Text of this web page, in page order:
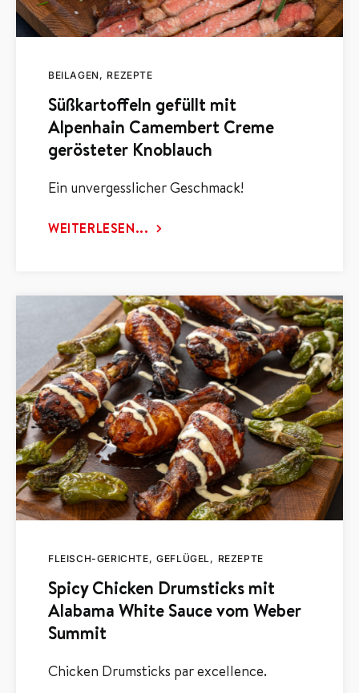
BEILAGEN REZEPTE
Süßkartoffeln gefüllt mit
Alpenhain Camembert Creme
gerösteter Knoblauch
Ein unvergesslicher Geschmack!
WEITERLESEN...
FLEISCH-GERICHTE GEFLÜGEL REZEPTE
Spicy Chicken Drumsticks mit
Alabama White Sauce vom Weber
Summit
Chicken Drumsticks par excellence.